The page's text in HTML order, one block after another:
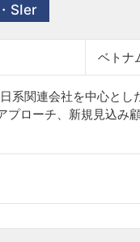
SIer
ベトナ
系関連会社を中心と
プローチ、新規見込み